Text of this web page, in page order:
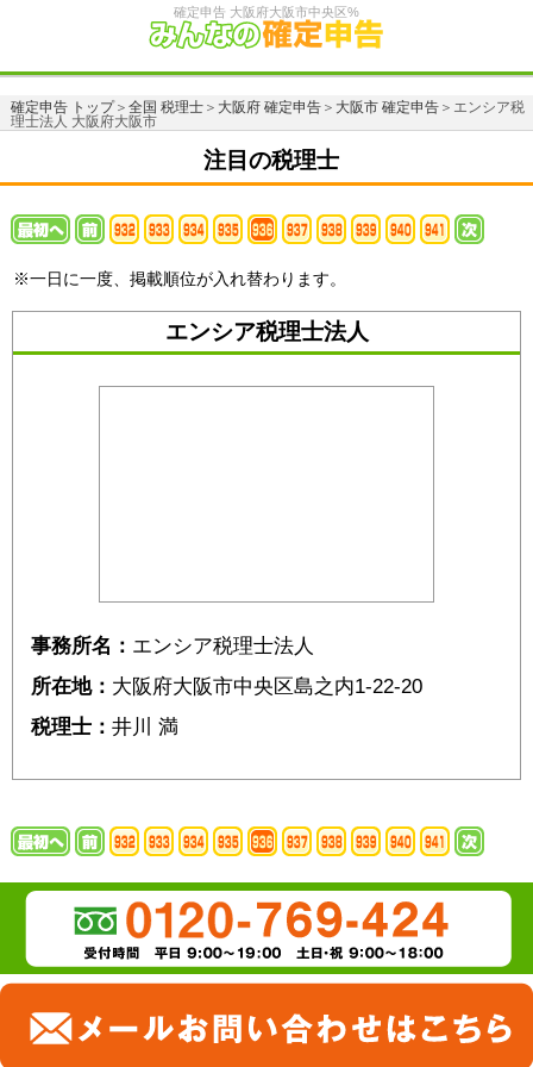
確定申告 大阪府大阪市中央区%
確定申告 トップ＞ 全国 税理士＞ 大阪府 確定申告＞ 大阪市 確定申告＞エンシア税
理士法人 大阪府大阪市
注目の税理士
※一日に一度、掲載順位が入れ替わります。
エンシア税理士法人
事務所名： エンシア税理士法人
所在地： 大阪府大阪市中央区島之内1-22-20
税理士： 井川 満